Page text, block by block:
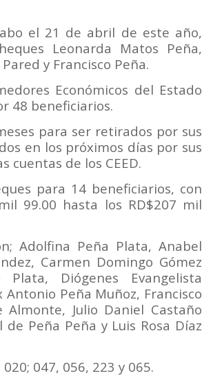
el 21 de abril de este año,
Leonarda Matos Peña,
y Francisco Peña.
Económicos del Estado
48 beneficiarios.
para ser retirados por sus
en los próximos días por sus
cuentas de los CEED.
para 14 beneficiarios, con
99.00 hasta los RD$207 mil
Adolfina Peña Plata, Anabel
Carmen Domingo Gómez
Diógenes Evangelista
Antonio Peña Muñoz, Francisco
Almonte, Julio Daniel Castaño
Peña Peña y Luis Rosa Díaz
047, 056, 223 y 065.